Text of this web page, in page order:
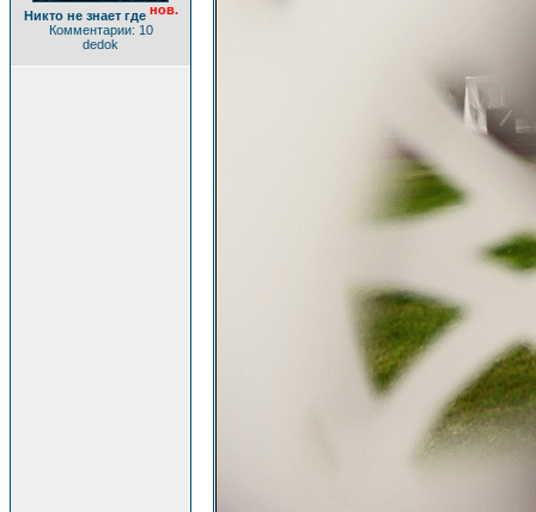
Никто не знает где нов.
Комментарии: 10
dedok